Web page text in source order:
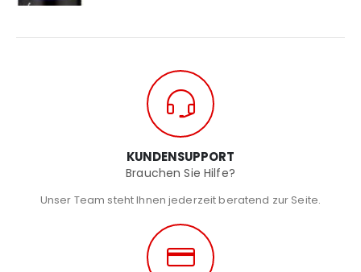
KUNDENSUPPORT
Brauchen Sie Hilfe?
Unser Team steht Ihnen jederzeit beratend zur Seite.